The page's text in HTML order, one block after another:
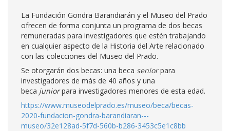
La Fundación Gondra Barandiarán y el Museo del Prado
ofrecen de forma conjunta un programa de dos becas
remuneradas para investigadores que estén trabajando
en cualquier aspecto de la Historia del Arte relacionado
con las colecciones del Museo del Prado.
Se otorgarán dos becas: una beca seniorpara
investigadores de más de 40 años y una
beca juniorpara investigadores menores de esta edad.
https://www.museodelprado.es/museo/beca/becas-
2020-fundacion-gondra-barandiaran---
museo/32e128ad-5f7d-560b-b286-3453c5e1c8bb